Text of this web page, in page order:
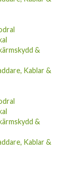
&
Kablar &
&
Kablar &